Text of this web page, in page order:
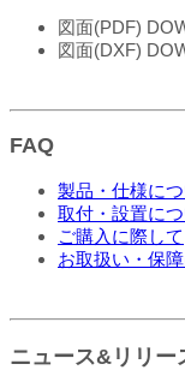
図面(PDF)
図面(DXF)
FAQ
製品・仕様に
取付・設置に
ご購入に際して
お取扱い・保
ニュース&リリー